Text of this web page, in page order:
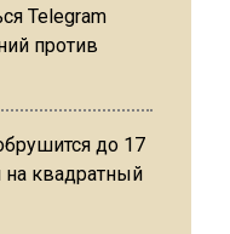
Telegram
против